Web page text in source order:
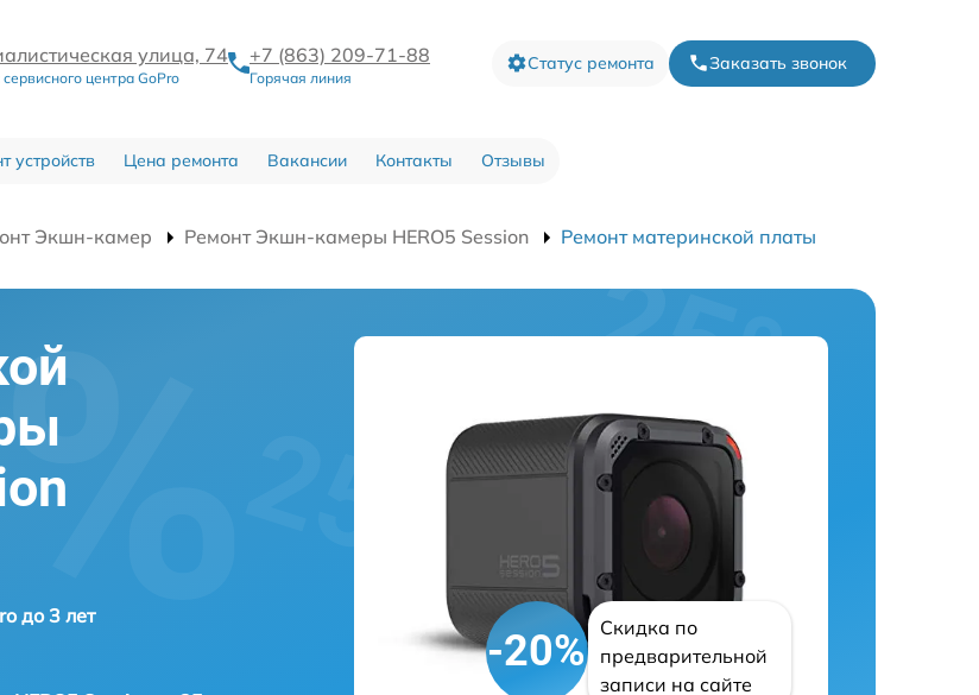
улица, 74
центра GoPro
+7 (863) 209-71-88
Горячая линия
Статус ремонта Заказать звонок
устройств Цена ремонта Вакансии Контакты Отзывы
Экшн-камер Ремонт Экшн-камеры HERO5 Session Ремонт материнской платы
до 3 лет
-20%
Скидка по
предварительной
записи на сайте